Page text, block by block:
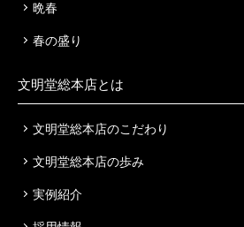
晩春
春の盛り
文明堂総本店とは
文明堂総本店のこだわり
文明堂総本店の歩み
実例紹介